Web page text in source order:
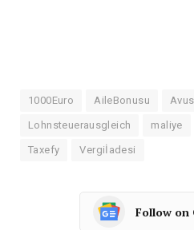
1000Euro AileBonusu
Lohnsteuerausgleich maliye
Taxefy Vergiİadesi
Follow on